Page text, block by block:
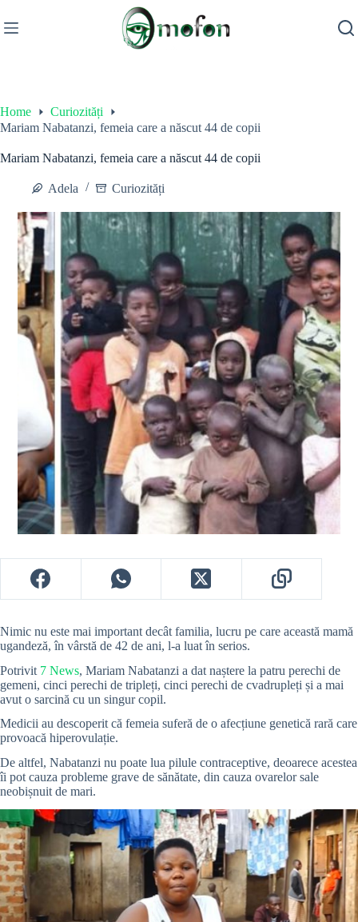
to
content
Home
Curiozități
Mariam Nabatanzi, femeia care a născut 44 de copii
Mariam Nabatanzi, femeia care a născut 44 de copii
Adela Curiozități
Nimic nu este mai important decât familia, lucru pe care această mamă
ugandeză, în vârstă de 42 de ani, l-a luat în serios.
Potrivit 7 News, Mariam Nabatanzi a dat naștere la patru perechi de
gemeni, cinci perechi de tripleți, cinci perechi de cvadrupleți și a mai
avut o sarcină cu un singur copil.
Medicii au descoperit că femeia suferă de o afecțiune genetică rară care
provoacă hiperovulație.
De altfel, Nabatanzi nu poate lua pilule contraceptive, deoarece acestea
îi pot cauza probleme grave de sănătate, din cauza ovarelor sale
neobișnuit de mari.